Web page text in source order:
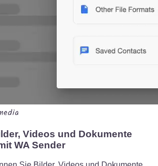
Videos und Dokumente
WA Sender